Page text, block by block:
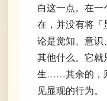
白这一点。在
在，并没有将
论是觉知、意识
其他什么。它就
生……其余的，
见显现的行为。